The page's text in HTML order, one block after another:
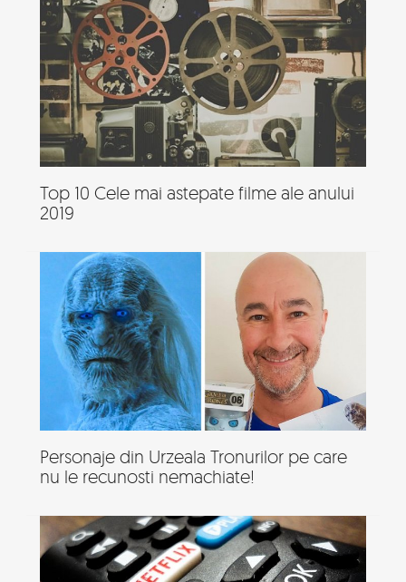
Top 10 Cele mai astepate filme ale anului
2019
Personaje din Urzeala Tronurilor pe care
nu le recunosti nemachiate!